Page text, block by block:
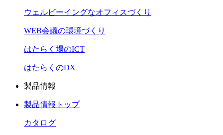
ウェルビーイングなオフィスづくり
WEB会議の環境づくり
はたらく場のICT
はたらくのDX
製品情報
製品情報トップ
カタログ